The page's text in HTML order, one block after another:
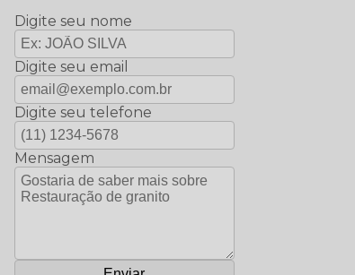
Digite seu nome
Digite seu email
Digite seu telefone
Mensagem